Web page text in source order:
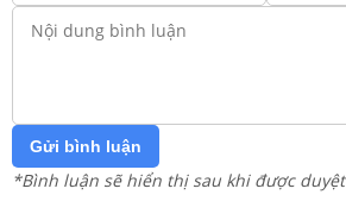
Gửi bình luận
*Bình luận sẽ hiển thị sau khi được duyệt